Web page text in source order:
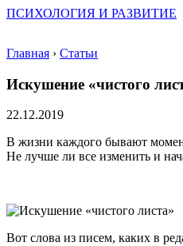
ПСИХОЛОГИЯ И РАЗВИТИЕ
Главная › Статьи
Искушение «чистого
22.12.2019
В жизни каждого бывают
Не лучше ли все изменить и
Вот слова из писем, каких в